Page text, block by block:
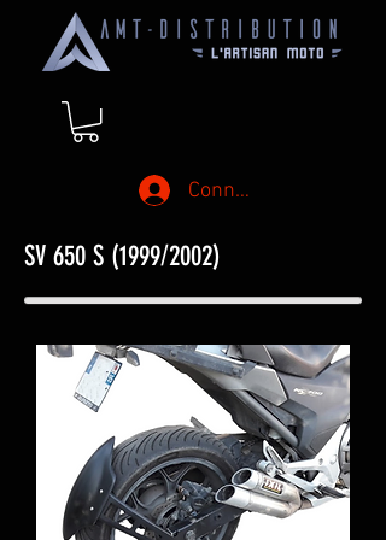
Connexion
SV 650 S (1999/2002)